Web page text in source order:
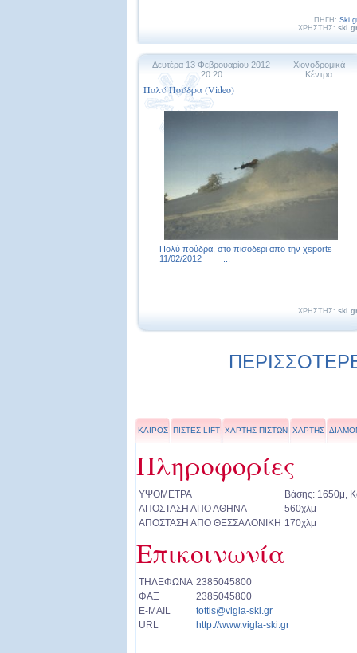
ΠΗΓΗ:
ΧΡΗΣΤΗΣ:
Δευτέρα 13 Φεβρουαρίου 2012
20:20
Χιονοδρομικά
Κέντρα
Πολύ Πούδρα (Video)
Πολύ πούδρα, στο πισοδερι απο την χsports
11/02/2012 ...
ΧΡΗΣΤΗΣ:
ΚΑΙΡΟΣ ΠΙΣΤΕΣ-LIFT ΧΑΡΤΗΣ ΠΙΣΤΩΝ ΧΑΡΤΗΣ
Πληροφορίες
ΥΨΟΜΕΤΡΑ
Βάσης: 1650μ,
ΑΠΟΣΤΑΣΗ ΑΠΟ ΑΘΗΝΑ
560χλμ
ΑΠΟΣΤΑΣΗ ΑΠΟ ΘΕΣΣΑΛΟΝΙΚΗ 170χλμ
Επικοινωνία
ΤΗΛΕΦΩΝΑ 2385045800
ΦΑΞ
2385045800
E-MAIL
tottis@vigla-ski.gr
URL
http://www.vigla-ski.gr